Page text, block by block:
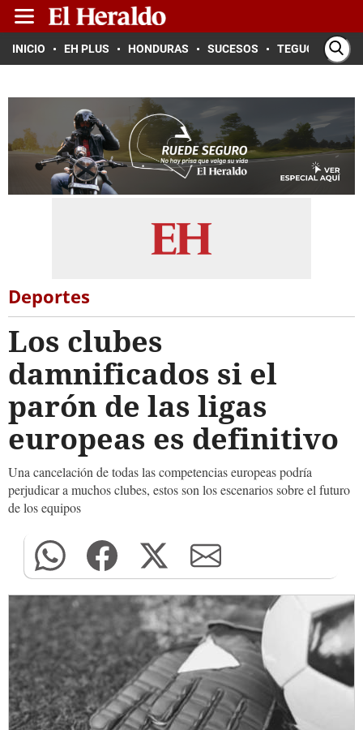
INICIO EH PLUS HONDURAS SUCESOS TEGUCIGALPA
Deportes
Los clubes
damnificados si el
parón de las ligas
europeas es definitivo
Una cancelación de todas las competencias europeas podría
perjudicar a muchos clubes, estos son los escenarios sobre el futuro
de los equipos